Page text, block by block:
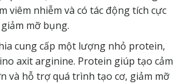
viêm nhiễm và có tác động tích cực
mỡ bụng.
cung cấp một lượng nhỏ protein,
axit arginine. Protein giúp tạo cảm
và hỗ trợ quá trình tạo cơ, giảm mỡ